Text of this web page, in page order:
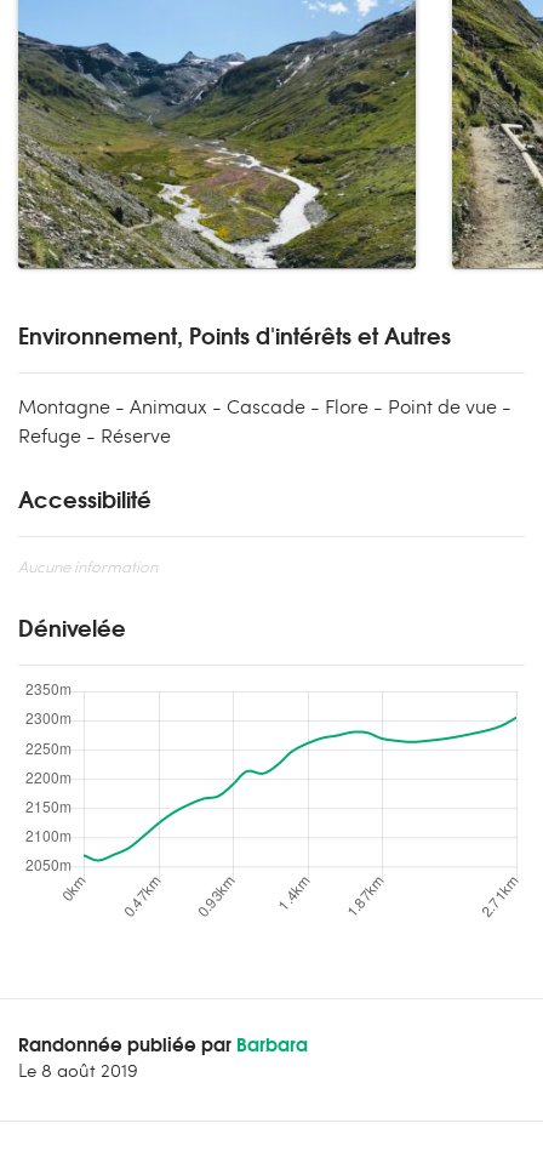
Environnement, Points d'intérêts et Autres
Montagne - Animaux - Cascade - Flore - Point de vue -
Refuge - Réserve
Accessibilité
Aucune information
Dénivelée
Randonnée publiée par Barbara
Le 8 août 2019